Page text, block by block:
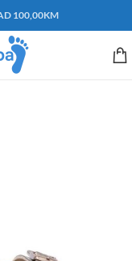
100,00KM